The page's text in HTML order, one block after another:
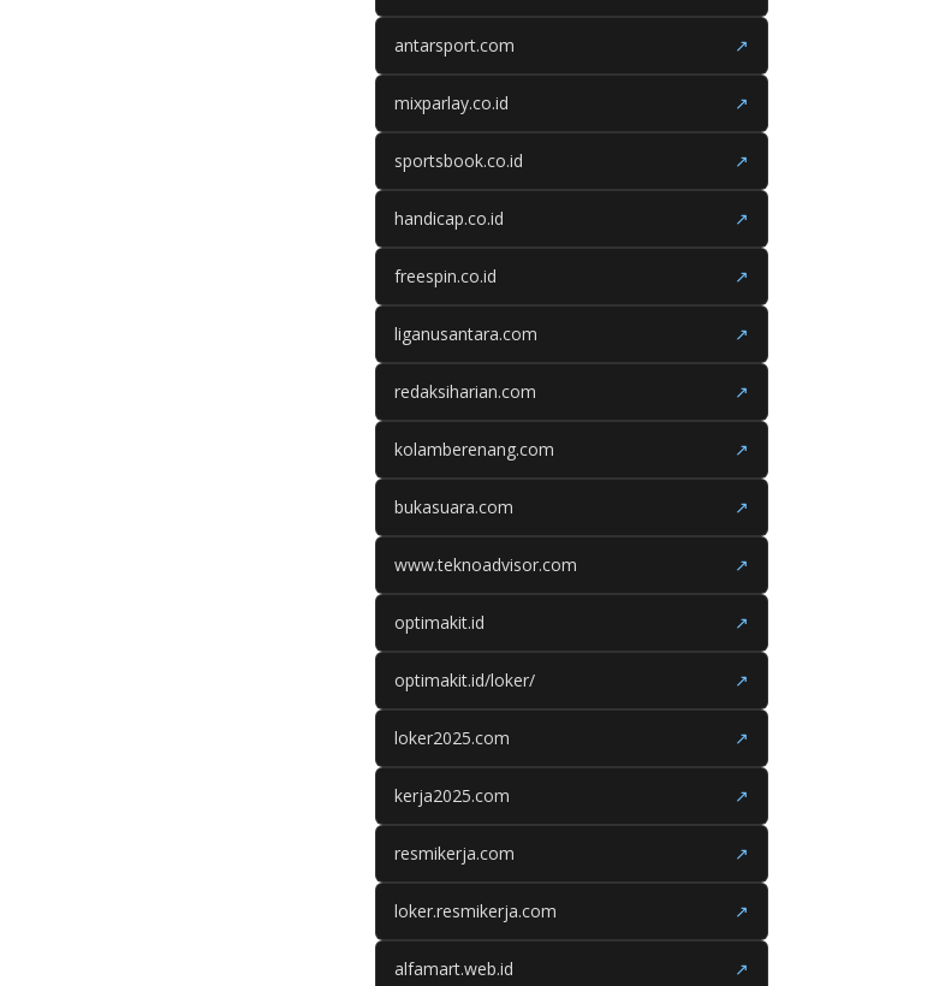
antarsport.com ↗
mixparlay.co.id ↗
sportsbook.co.id ↗
handicap.co.id ↗
freespin.co.id ↗
liganusantara.com ↗
redaksiharian.com ↗
kolamberenang.com ↗
bukasuara.com ↗
www.teknoadvisor.com ↗
optimakit.id ↗
optimakit.id/loker/ ↗
loker2025.com ↗
kerja2025.com ↗
resmikerja.com ↗
loker.resmikerja.com ↗
alfamart.web.id ↗